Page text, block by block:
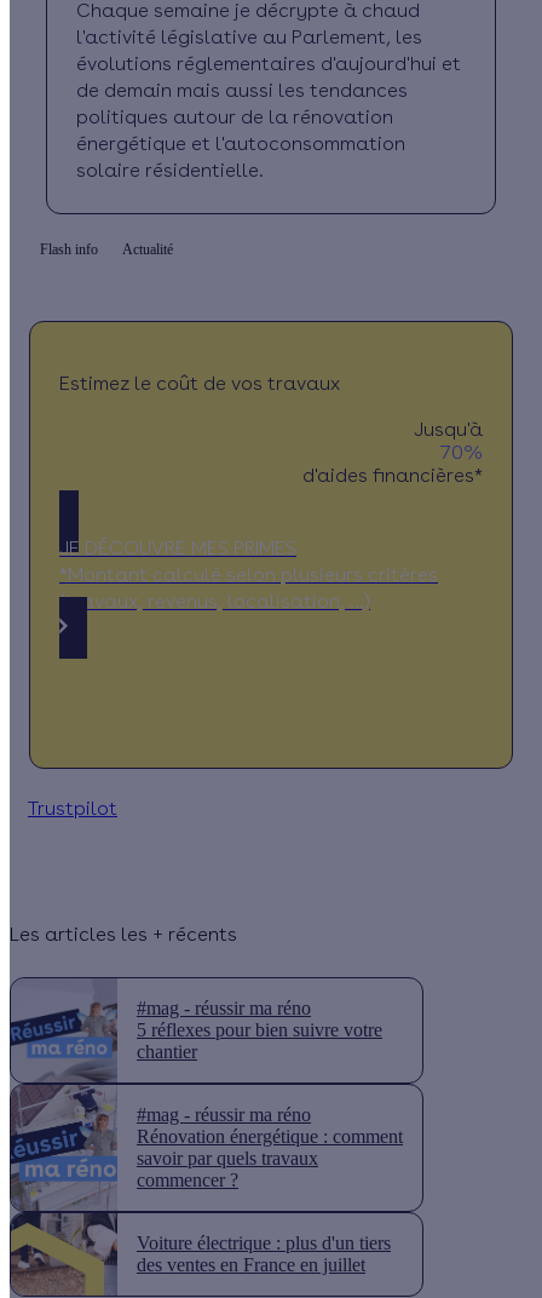
Chaque semaine je décrypte à chaud
l'activité législative au Parlement, les
évolutions réglementaires d'aujourd'hui et
de demain mais aussi les tendances
politiques autour de la rénovation
énergétique et l'autoconsommation
solaire résidentielle.
Flash info Actualité
Estimez le coût de vos travaux
Jusqu'à
70%
d'aides financières*
JE DÉCOUVRE MES PRIMES
*Montant calculé selon plusieurs critères
(travaux, revenus, localisation, …)
Trustpilot
Les articles les + récents
#mag - réussir ma réno
5 réflexes pour bien suivre votre
chantier
#mag - réussir ma réno
Rénovation énergétique : comment
savoir par quels travaux
commencer ?
Voiture électrique : plus d'un tiers
des ventes en France en juillet